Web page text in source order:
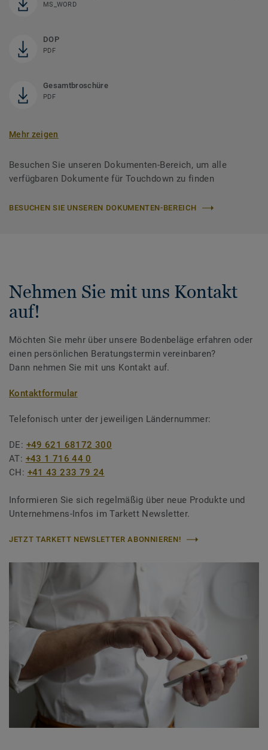
MS_WORD
DOP
PDF
Gesamtbroschüre
PDF
Mehr zeigen
Besuchen Sie unseren Dokumenten-Bereich, um alle
verfügbaren Dokumente für Touchdown zu finden
BESUCHEN SIE UNSEREN DOKUMENTEN-BEREICH
Nehmen Sie mit uns Kontakt
auf!
Möchten Sie mehr über unsere Bodenbeläge erfahren oder
einen persönlichen Beratungstermin vereinbaren?
Dann nehmen Sie mit uns Kontakt auf.
Kontaktformular
Telefonisch unter der jeweiligen Ländernummer:
DE: +49 621 68172 300
AT: +43 1 716 44 0
CH: +41 43 233 79 24
Informieren Sie sich regelmäßig über neue Produkte und
Unternehmens-Infos im Tarkett Newsletter.
JETZT TARKETT NEWSLETTER ABONNIEREN!